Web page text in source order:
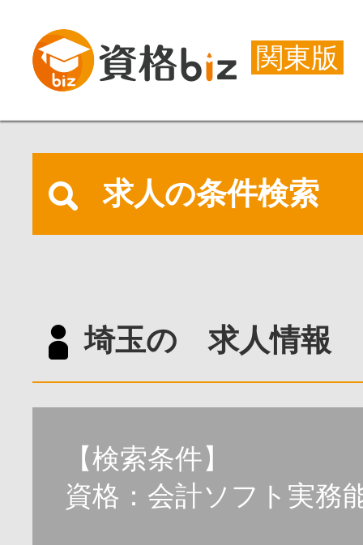
関東版
求人の条件検索
埼玉の 求人情報
【検索条件】
資格：会計ソフト実務